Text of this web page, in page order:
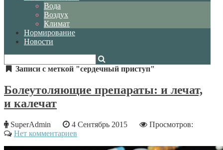
Вода
Воздух
Климат
Нормирование
Новости
Записи с меткой "сердечный приступ"
Болеутоляющие препараты: и лечат,
и калечат
SuperAdmin 4 Сентябрь 2015
Просмотров:
Нет комментариев